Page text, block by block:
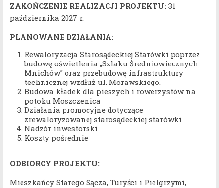
ZAKOŃCZENIE REALIZACJI PROJEKTU:31
października 2027 r.
PLANOWANE DZIAŁANIA:
Rewaloryzacja Starosądeckiej Starówki poprzez
budowę oświetlenia „Szlaku Średniowiecznych
Mnichów” oraz przebudowę infrastruktury
technicznej wzdłuż ul. Morawskiego.
Budowa kładek dla pieszych i rowerzystów na
potoku Moszczenica
Działania promocyjne dotyczące
zrewaloryzowanej starosądeckiej starówki
Nadzór inwestorski
Koszty pośrednie
ODBIORCY PROJEKTU:
Mieszkańcy Starego Sącza, Turyści i Pielgrzymi,